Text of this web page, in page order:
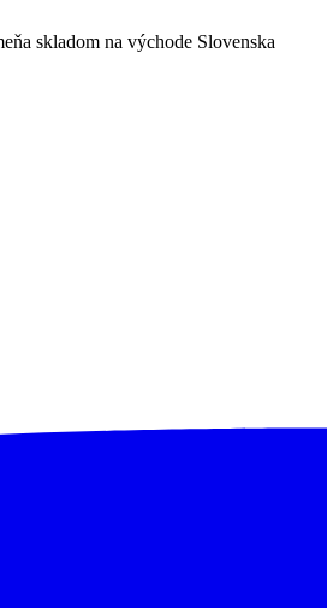
skladom na východe Slovenska